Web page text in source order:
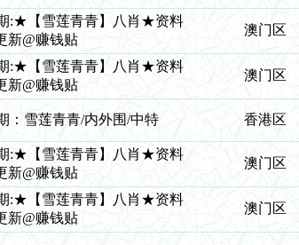
:★【雪莲青青】八肖★资料
新@赚钱贴
澳门区
:★【雪莲青青】八肖★资料
新@赚钱贴
澳门区
：雪莲青青/内外围/中特 香港区
:★【雪莲青青】八肖★资料
新@赚钱贴
澳门区
:★【雪莲青青】八肖★资料
新@赚钱贴
澳门区